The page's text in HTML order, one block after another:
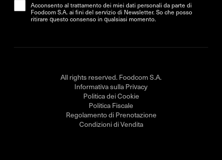
Acconsento al trattamento dei miei dati personali da parte di
Foodcom S.A. ai fini del servizio di Newsletter. So che posso
ritirare questo consenso in qualsiasi momento.
All rights reserved. Foodcom S.A.
Informativa sulla Privacy
Politica dei Cookie
Politica Fiscale
Regolamento di Prenotazione
Condizioni di Vendita